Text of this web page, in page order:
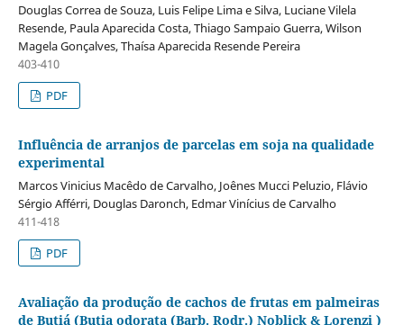
Douglas Correa de Souza, Luis Felipe Lima e Silva, Luciane Vilela
Resende, Paula Aparecida Costa, Thiago Sampaio Guerra, Wilson
Magela Gonçalves, Thaísa Aparecida Resende Pereira
403-410
PDF
Influência de arranjos de parcelas em soja na qualidade
experimental
Marcos Vinicius Macêdo de Carvalho, Joênes Mucci Peluzio, Flávio
Sérgio Afférri, Douglas Daronch, Edmar Vinícius de Carvalho
411-418
PDF
Avaliação da produção de cachos de frutas em palmeiras
de Butiá (Butia odorata (Barb. Rodr.) Noblick & Lorenzi )